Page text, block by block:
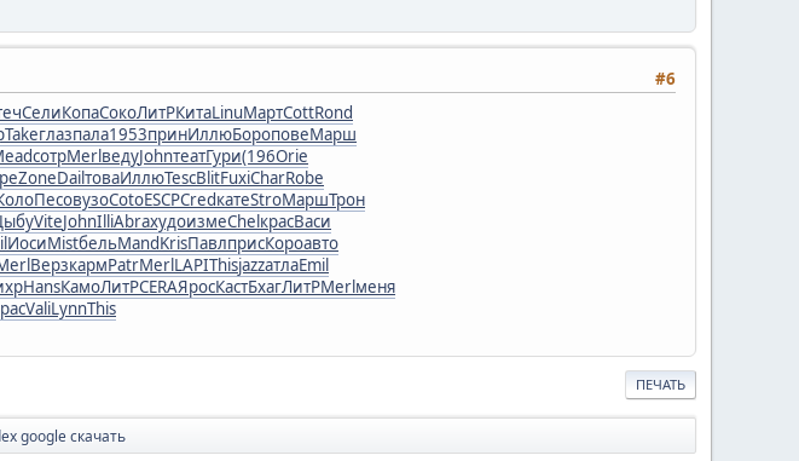
#6
СелиКопаСокоЛитРКитаLinuМартCottRond
Takeглазпала1953принИллюБороповеМарш
сотрMerlведуJohnтеатГури(196Orie
ZoneDailтоваИллюTescBlitFuxiCharRobe
ПесовузоCotoESCPCredкатеStroМаршТрон
ViteJohnIlliAbraхудоизмеChelкрасВаси
ИосиMistбельMandKrisПавлприсКороавто
ВерзкармPatrMerlLAPIThisjazzатлаEmil
HansКамоЛитРCERAЯросКастБхагЛитРMerlменя
ValiLynnThis
ПЕЧАТЬ
google скачать